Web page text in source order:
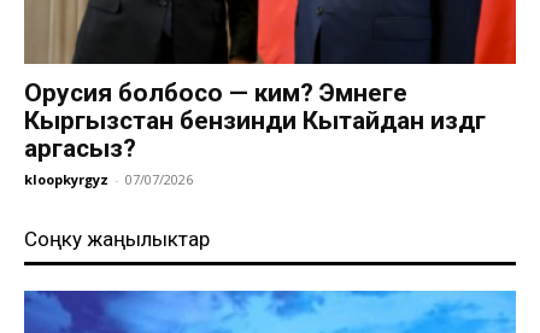
Орусия болбосо — ким? Эмнеге
Кыргызстан бензинди Кытайдан издөөгө
аргасыз?
kloopkyrgyz - 07/07/2026
Соңку жаңылыктар